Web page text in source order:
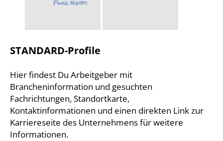
STANDARD-Profile
Hier findest Du Arbeitgeber mit
Brancheninformation und gesuchten
Fachrichtungen, Standortkarte,
Kontaktinformationen und einen direkten Link zur
Karriereseite des Unternehmens für weitere
Informationen.